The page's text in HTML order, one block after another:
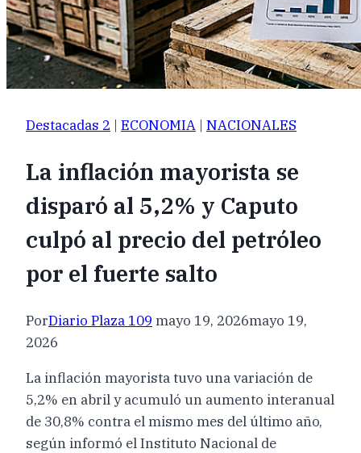
Destacadas 2 | ECONOMIA | NACIONALES
La inflación mayorista se
disparó al 5,2% y Caputo
culpó al precio del petróleo
por el fuerte salto
PorDiario Plaza 109 mayo 19, 2026mayo 19,
2026
La inflación mayorista tuvo una variación de
5,2% en abril y acumuló un aumento interanual
de 30,8% contra el mismo mes del último año,
según informó el Instituto Nacional de